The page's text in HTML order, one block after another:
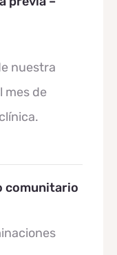
nuestra
mes de
comunitario